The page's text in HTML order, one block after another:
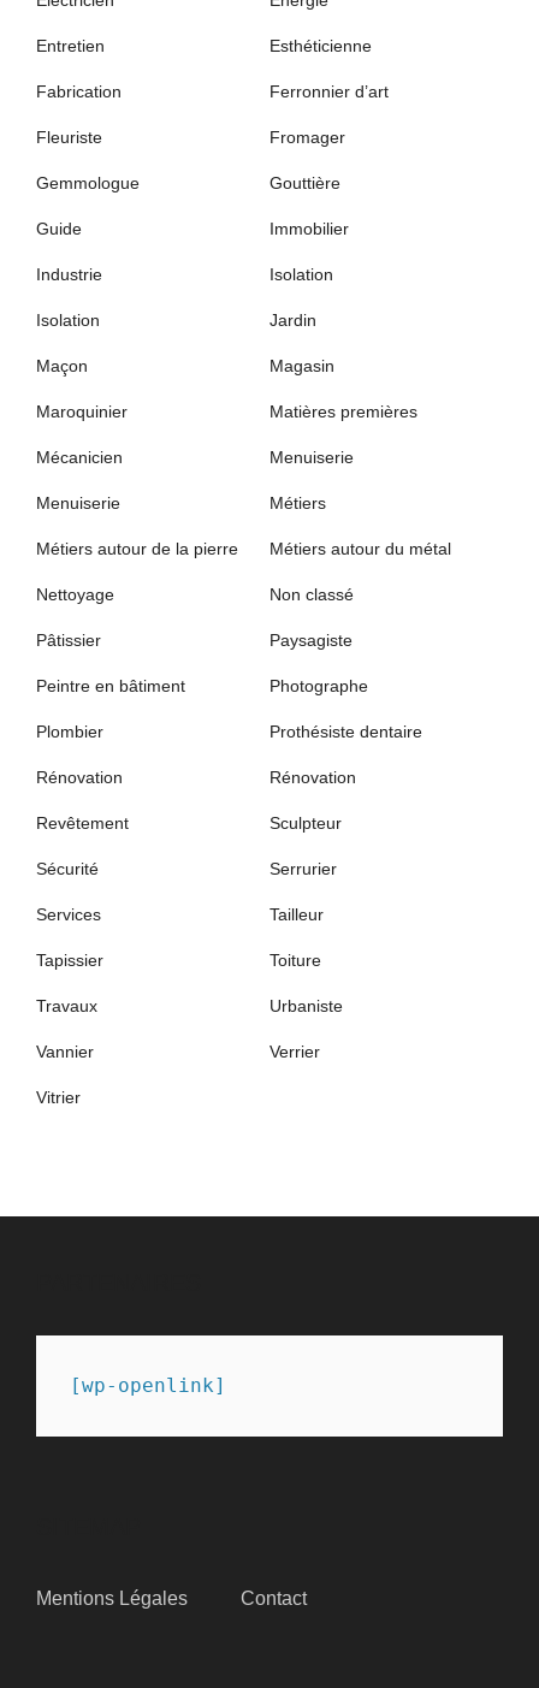
Entretien Esthéticienne
Fabrication Ferronnier d’art
Fleuriste Fromager
Gemmologue Gouttière
Guide Immobilier
Industrie Isolation
Isolation Jardin
Maçon Magasin
Maroquinier Matières premières
Mécanicien Menuiserie
Menuiserie Métiers
Métiers autour de la pierre Métiers autour du métal
Nettoyage Non classé
Pâtissier Paysagiste
Peintre en bâtiment Photographe
Plombier Prothésiste dentaire
Rénovation Rénovation
Revêtement Sculpteur
Sécurité Serrurier
Services Tailleur
Tapissier Toiture
Travaux Urbaniste
Vannier Verrier
Vitrier
[wp-openlink]
Mentions Légales Contact